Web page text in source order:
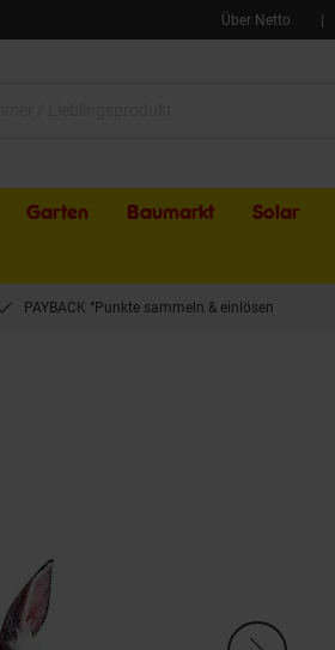
Über Netto
Garten Baumarkt Solar
PAYBACK °Punkte sammeln & einlösen